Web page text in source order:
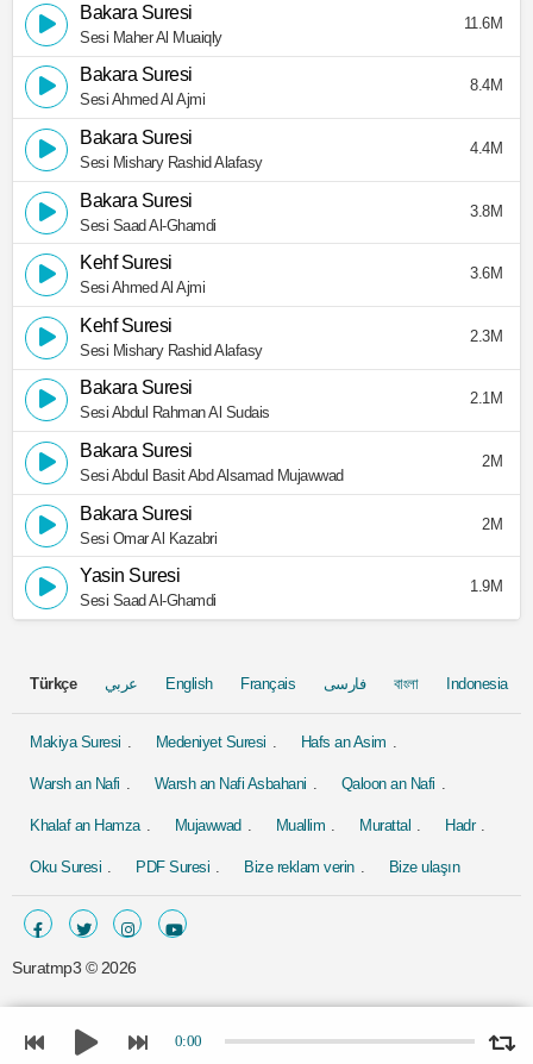
Bakara Suresi
Sesi Maher Al Muaiqly
11.6M
Bakara Suresi
Sesi Ahmed Al Ajmi
8.4M
Bakara Suresi
Sesi Mishary Rashid Alafasy
4.4M
Bakara Suresi
Sesi Saad Al-Ghamdi
3.8M
Kehf Suresi
Sesi Ahmed Al Ajmi
3.6M
Kehf Suresi
Sesi Mishary Rashid Alafasy
2.3M
Bakara Suresi
Sesi Abdul Rahman Al Sudais
2.1M
Bakara Suresi
Sesi Abdul Basit Abd Alsamad Mujawwad
2M
Bakara Suresi
Sesi Omar Al Kazabri
2M
Yasin Suresi
Sesi Saad Al-Ghamdi
1.9M
Türkçe عربي English Français فارسی বাংলা Indonesia
Makiya Suresi Medeniyet Suresi Hafs an Asim
Warsh an Nafi Warsh an Nafi Asbahani Qaloon an Nafi
Khalaf an Hamza Mujawwad Muallim Murattal Hadr
Oku Suresi PDF Suresi Bize reklam verin Bize ulaşın
Suratmp3 © 2026
0:00